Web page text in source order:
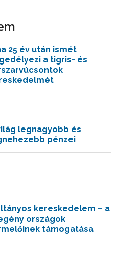
25 év után ismét
a tigris- és
legnagyobb és
pénzei
kereskedelem – a
országok
támogatása